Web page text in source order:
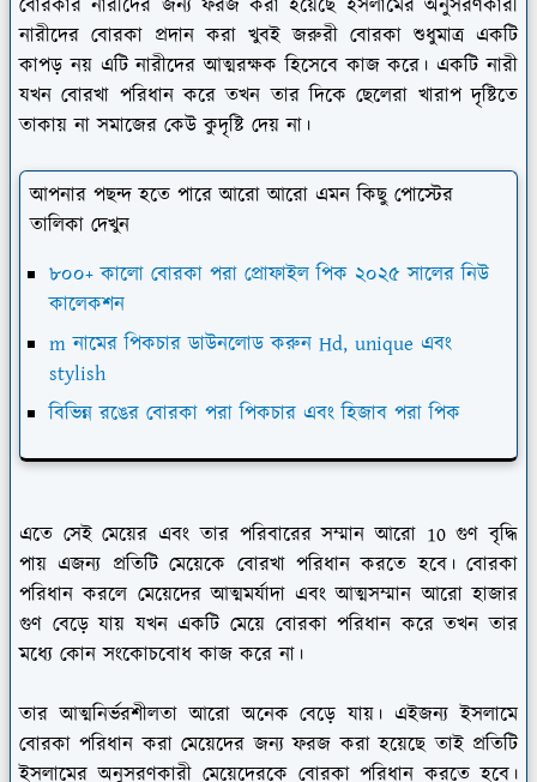
বোরকার নারীদের জন্য ফরজ করা হয়েছে ইসলামের অনুসরণকারী
নারীদের বোরকা প্রদান করা খুবই জরুরী বোরকা শুধুমাত্র একটি
কাপড় নয় এটি নারীদের আত্মরক্ষক হিসেবে কাজ করে। একটি নারী
যখন বোরখা পরিধান করে তখন তার দিকে ছেলেরা খারাপ দৃষ্টিতে
তাকায় না সমাজের কেউ কুদৃষ্টি দেয় না।
আপনার পছন্দ হতে পারে আরো আরো এমন কিছু পোস্টের
তালিকা দেখুন
৮০০+ কালো বোরকা পরা প্রোফাইল পিক ২০২৫ সালের নিউ
কালেকশন
m নামের পিকচার ডাউনলোড করুন Hd, unique এবং
stylish
বিভিন্ন রঙের বোরকা পরা পিকচার এবং হিজাব পরা পিক
এতে সেই মেয়ের এবং তার পরিবারের সম্মান আরো 10 গুণ বৃদ্ধি
পায় এজন্য প্রতিটি মেয়েকে বোরখা পরিধান করতে হবে। বোরকা
পরিধান করলে মেয়েদের আত্মমর্যাদা এবং আত্মসম্মান আরো হাজার
গুণ বেড়ে যায় যখন একটি মেয়ে বোরকা পরিধান করে তখন তার
মধ্যে কোন সংকোচবোধ কাজ করে না।
তার আত্মনির্ভরশীলতা আরো অনেক বেড়ে যায়। এইজন্য ইসলামে
বোরকা পরিধান করা মেয়েদের জন্য ফরজ করা হয়েছে তাই প্রতিটি
ইসলামের অনুসরণকারী মেয়েদেরকে বোরকা পরিধান করতে হবে।